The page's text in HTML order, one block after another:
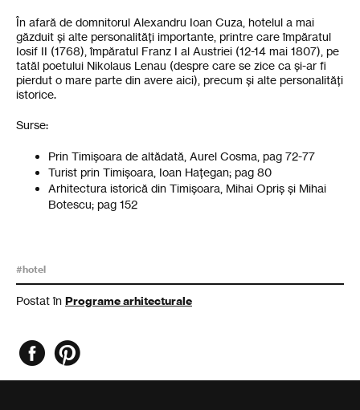
În afară de domnitorul Alexandru Ioan Cuza, hotelul a mai
găzduit și alte personalități importante, printre care împăratul
Iosif II (1768), împăratul Franz I al Austriei (12-14 mai 1807), pe
tatăl poetului Nikolaus Lenau (despre care se zice ca și-ar fi
pierdut o mare parte din avere aici), precum și alte personalități
istorice.
Surse:
Prin Timișoara de altădată, Aurel Cosma, pag 72-77
Turist prin Timișoara, Ioan Hațegan; pag 80
Arhitectura istorică din Timișoara, Mihai Opriș și Mihai
Botescu; pag 152
#hotel
Postat în Programe arhitecturale